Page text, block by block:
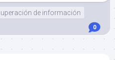
de información
0